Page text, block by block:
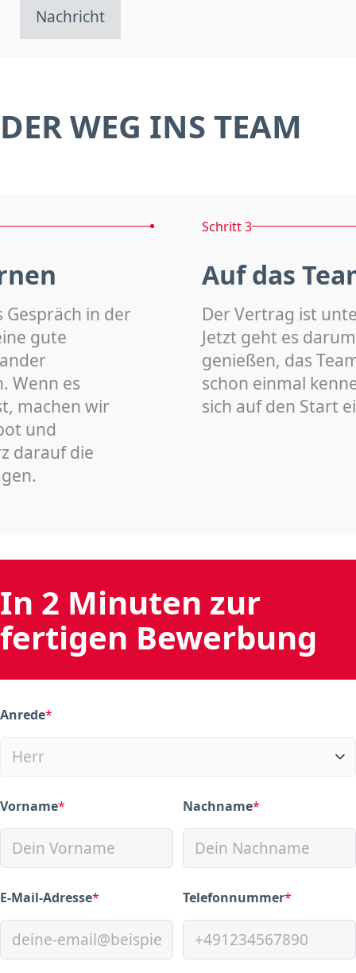
Nachricht
DER WEG INS TEAM
Gespräch in der
gute
Wenn es
machen wir
und
darauf die
Schritt 3
Auf das
Der Vertrag ist
Jetzt geht es
genießen, das
schon einmal
sich auf den Start
In 2 Minuten zur
fertigen Bewerbung
Anrede*
(required)
Vorname*
(required) Nachname*
(required)
E-Mail-Adresse*
(required) Telefonnummer*
(required)